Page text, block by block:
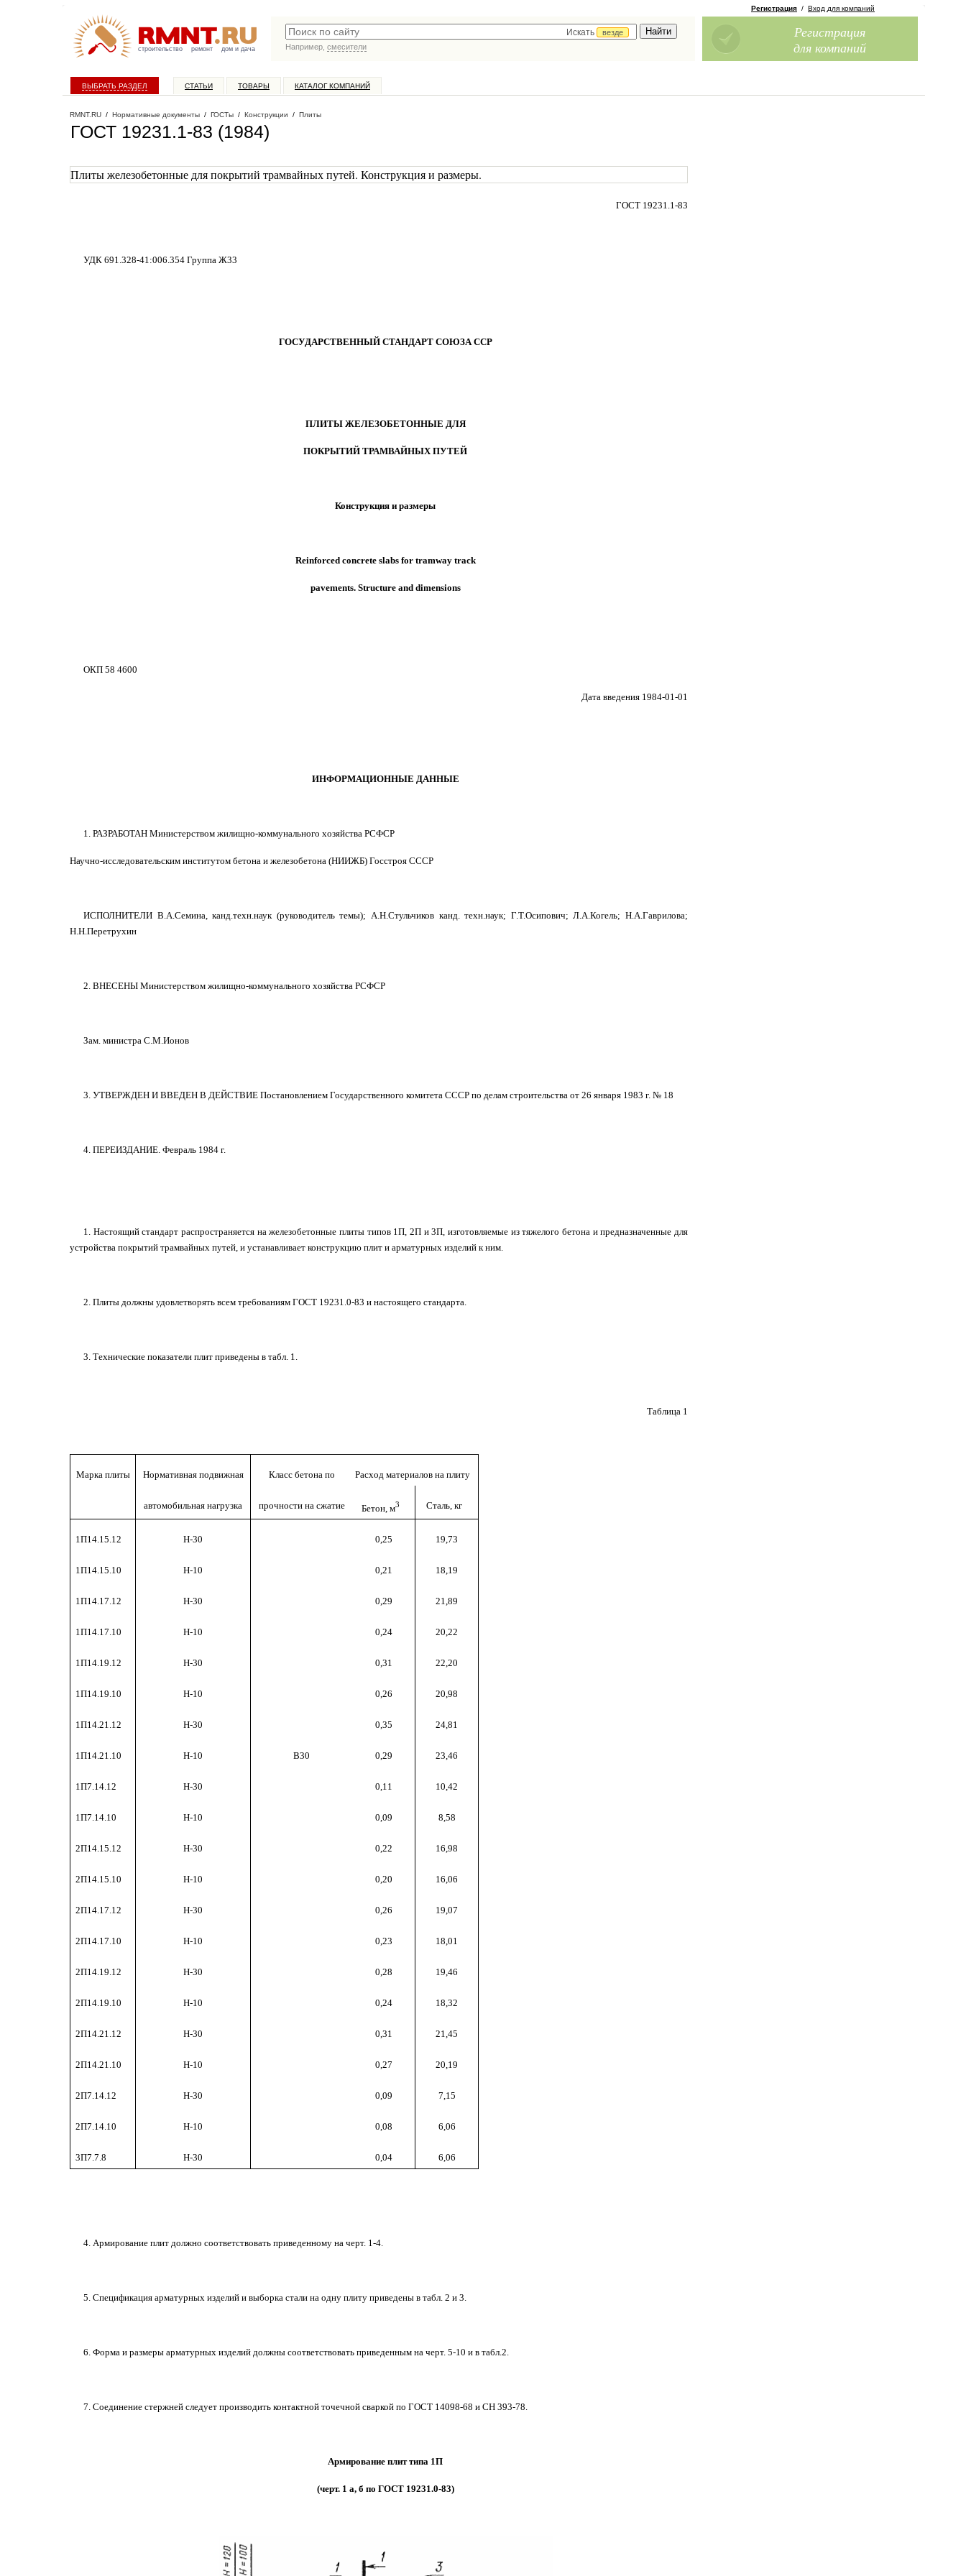
строительство ремонт дом и дача
Искать
везде
Например, смесители
Регистрация / Вход для компаний
Регистрация
для компаний
ВЫБРАТЬ РАЗДЕЛ СТАТЬИ ТОВАРЫ КАТАЛОГ КОМПАНИЙ
RMNT.RU / Нормативные документы / ГОСТы / Конструкции / Плиты
ГОСТ 19231.1-83 (1984)
Плиты железобетонные для покрытий трамвайных путей. Конструкция и размеры.
ГОСТ 19231.1-83
УДК 691.328-41:006.354 Группа Ж33
ГОСУДАРСТВЕННЫЙ СТАНДАРТ СОЮЗА ССР
ПЛИТЫ ЖЕЛЕЗОБЕТОННЫЕ ДЛЯ
ПОКРЫТИЙ ТРАМВАЙНЫХ ПУТЕЙ
Конструкция и размеры
Reinforced concrete slabs for tramway track
pavements. Structure and dimensions
ОКП 58 4600
Дата введения 1984-01-01
ИНФОРМАЦИОННЫЕ ДАННЫЕ
1. РАЗРАБОТАН Министерством жилищно-коммунального хозяйства РСФСР
Научно-исследовательским институтом бетона и железобетона (НИИЖБ) Госстроя СССР
ИСПОЛНИТЕЛИ В.А.Семина, канд.техн.наук (руководитель темы); А.Н.Стульчиков канд. техн.наук; Г.Т.Осипович; Л.А.Когель; Н.А.Гаврилова;
Н.Н.Перетрухин
2. ВНЕСЕНЫ Министерством жилищно-коммунального хозяйства РСФСР
Зам. министра С.М.Ионов
3. УТВЕРЖДЕН И ВВЕДЕН В ДЕЙСТВИЕ Постановлением Государственного комитета СССР по делам строительства от 26 января 1983 г. № 18
4. ПЕРЕИЗДАНИЕ. Февраль 1984 г.
1. Настоящий стандарт распространяется на железобетонные плиты типов 1П, 2П и 3П, изготовляемые из тяжелого бетона и предназначенные для
устройства покрытий трамвайных путей, и устанавливает конструкцию плит и арматурных изделий к ним.
2. Плиты должны удовлетворять всем требованиям ГОСТ 19231.0-83 и настоящего стандарта.
3. Технические показатели плит приведены в табл. 1.
Таблица 1
Марка плиты Нормативная подвижная Класс бетона по Расход материалов на плиту
автомобильная нагрузка прочности на сжатие Бетон, м3 Сталь, кг
1П14.15.12 Н-30 0,25 19,73
1П14.15.10 Н-10 0,21 18,19
1П14.17.12 Н-30 0,29 21,89
1П14.17.10 Н-10 0,24 20,22
1П14.19.12 Н-30 0,31 22,20
1П14.19.10 Н-10 0,26 20,98
1П14.21.12 Н-30 0,35 24,81
1П14.21.10 Н-10 В30 0,29 23,46
1П7.14.12 Н-30 0,11 10,42
1П7.14.10 Н-10 0,09 8,58
2П14.15.12 Н-30 0,22 16,98
2П14.15.10 Н-10 0,20 16,06
2П14.17.12 Н-30 0,26 19,07
2П14.17.10 Н-10 0,23 18,01
2П14.19.12 Н-30 0,28 19,46
2П14.19.10 Н-10 0,24 18,32
2П14.21.12 Н-30 0,31 21,45
2П14.21.10 Н-10 0,27 20,19
2П7.14.12 Н-30 0,09 7,15
2П7.14.10 Н-10 0,08 6,06
3П7.7.8 Н-30 0,04 6,06
4. Армирование плит должно соответствовать приведенному на черт. 1-4.
5. Спецификация арматурных изделий и выборка стали на одну плиту приведены в табл. 2 и 3.
6. Форма и размеры арматурных изделий должны соответствовать приведенным на черт. 5-10 и в табл.2.
7. Соединение стержней следует производить контактной точечной сваркой по ГОСТ 14098-68 и СН 393-78.
Армирование плит типа 1П
(черт. 1 а, б по ГОСТ 19231.0-83)